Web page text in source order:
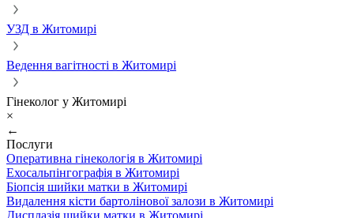
УЗД в Житомирі
Ведення вагітності в Житомирі
Гінеколог у Житомирі
×
←
Послуги
Оперативна гінекологія в Житомирі
Ехосальпінгографія в Житомирі
Біопсія шийки матки в Житомирі
Видалення кісти бартолінової залози в Житомирі
Дисплазія шийки матки в Житомирі